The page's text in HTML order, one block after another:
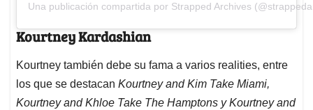
Una publicación compartida por Strapped Archives
Kourtney Kardashian
Kourtney también debe su fama a varios realities, entre
los que se destacan Kourtney and Kim Take Miami,
Kourtney and Khloe Take The Hamptons y Kourtney and